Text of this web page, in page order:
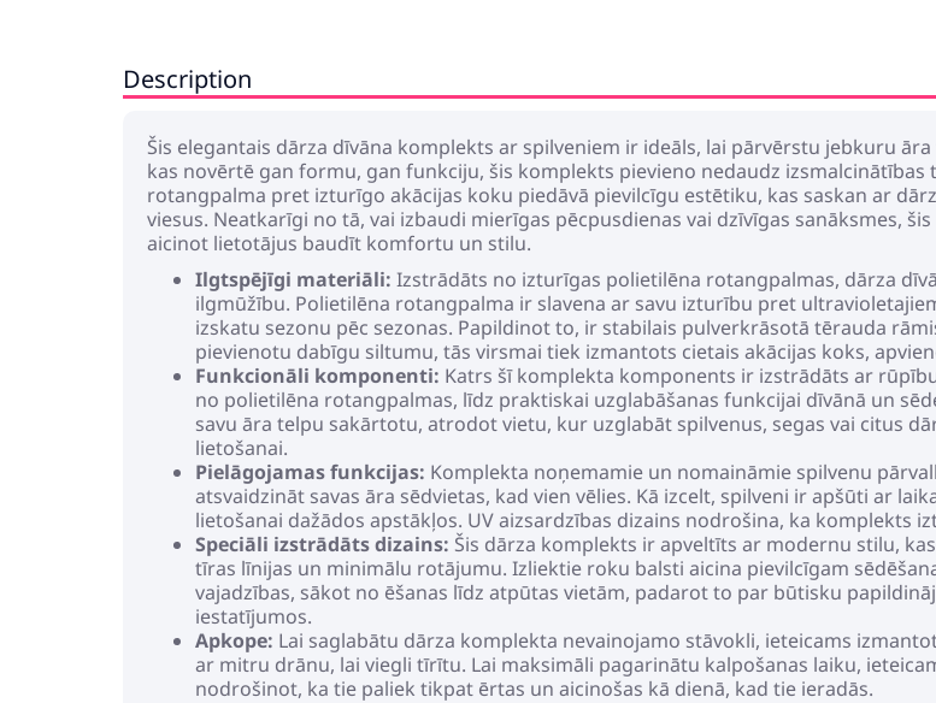
Description
Šis elegantais dārza dīvāna komplekts ar spilveniem ir ideāls, lai pārvērstu jebkuru
kas novērtē gan formu, gan funkciju, šis komplekts pievieno nedaudz
rotangpalma pret izturīgo akācijas koku piedāvā pievilcīgu estētiku, kas saskan ar
viesus. Neatkarīgi no tā, vai izbaudi mierīgas pēcpusdienas vai dzīvīgas sanāksmes,
aicinot lietotājus baudīt komfortu un stilu.
Ilgtspējīgi materiāli: Izstrādāts no izturīgas polietilēna rotangpalmas, dārza
ilgmūžību. Polietilēna rotangpalma ir slavena ar savu izturību pret
izskatu sezonu pēc sezonas. Papildinot to, ir stabilais pulverkrāsotā tērauda
pievienotu dabīgu siltumu, tās virsmai tiek izmantots cietais akācijas koks,
Funkcionāli komponenti: Katrs šī komplekta komponents ir izstrādāts ar
no polietilēna rotangpalmas, līdz praktiskai uzglabāšanas funkcijai dīvānā un
savu āra telpu sakārtotu, atrodot vietu, kur uzglabāt spilvenus, segas vai citus
lietošanai.
Pielāgojamas funkcijas: Komplekta noņemamie un nomaināmie spilvenu
atsvaidzināt savas āra sēdvietas, kad vien vēlies. Kā izcelt, spilveni ir apšūti ar
lietošanai dažādos apstākļos. UV aizsardzības dizains nodrošina, ka komplekts
Speciāli izstrādāts dizains: Šis dārza komplekts ir apveltīts ar modernu stilu,
tīras līnijas un minimālu rotājumu. Izliektie roku balsti aicina pievilcīgam
vajadzības, sākot no ēšanas līdz atpūtas vietām, padarot to par būtisku
iestatījumos.
Apkope: Lai saglabātu dārza komplekta nevainojamo stāvokli, ieteicams
ar mitru drānu, lai viegli tīrītu. Lai maksimāli pagarinātu kalpošanas laiku,
nodrošinot, ka tie paliek tikpat ērtas un aicinošas kā dienā, kad tie ieradās.